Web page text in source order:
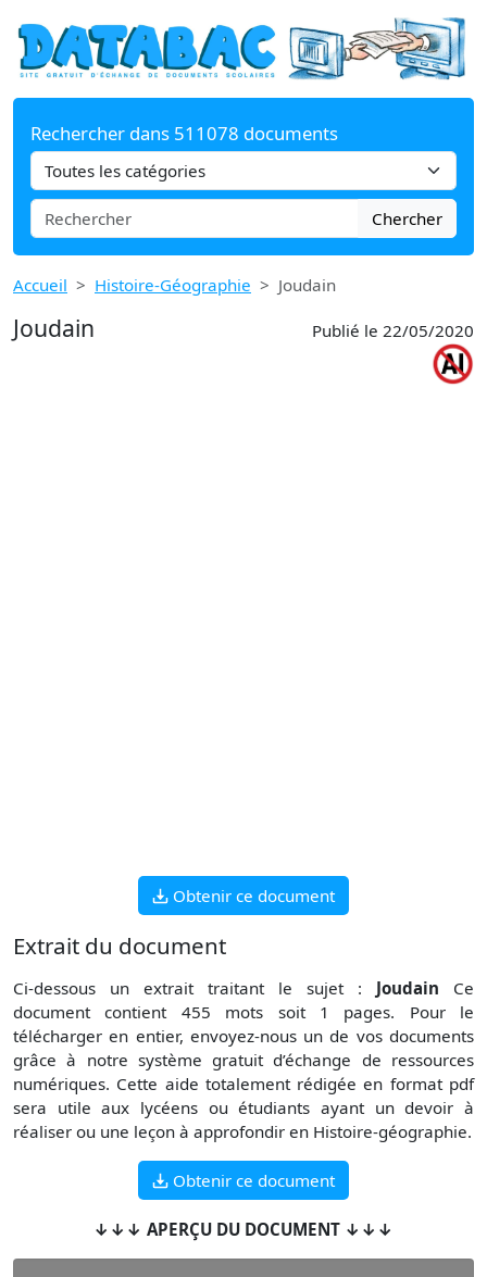
Rechercher dans 511078 documents
Chercher
Accueil Histoire-Géographie Joudain
Joudain Publié le 22/05/2020
Obtenir ce document
Extrait du document
Ci-dessous un extrait traitant le sujet : Joudain Ce
document contient 455 mots soit 1 pages. Pour le
télécharger en entier, envoyez-nous un de vos documents
grâce à notre système gratuit d’échange de ressources
numériques. Cette aide totalement rédigée en format pdf
sera utile aux lycéens ou étudiants ayant un devoir à
réaliser ou une leçon à approfondir en Histoire-géographie.
Obtenir ce document
↓↓↓ APERÇU DU DOCUMENT ↓↓↓